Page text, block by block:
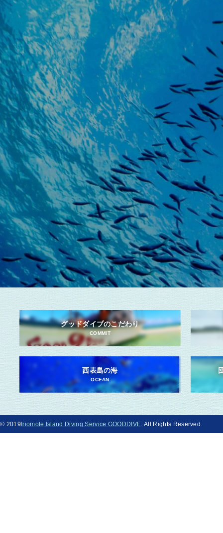
グッドダイブのこだわり
COMMIT
西表島の海
OCEAN
© 2019Iriomote Island Diving Service GOODDIVE . All Rights Reserved.